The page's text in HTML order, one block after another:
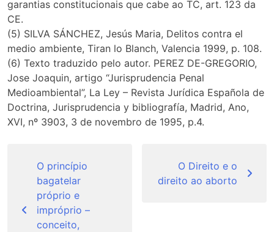
garantias constitucionais que cabe ao TC, art. 123 da
CE.
(5) SILVA SÁNCHEZ, Jesús Maria, Delitos contra el
medio ambiente, Tiran lo Blanch, Valencia 1999, p. 108.
(6) Texto traduzido pelo autor. PEREZ DE-GREGORIO,
Jose Joaquin, artigo “Jurisprudencia Penal
Medioambiental”, La Ley – Revista Jurídica Española de
Doctrina, Jurisprudencia y bibliografía, Madrid, Ano,
XVI, nº 3903, 3 de novembro de 1995, p.4.
Post
O princípio
bagatelar
próprio e
impróprio –
conceito,
O Direito e o
direito ao aborto